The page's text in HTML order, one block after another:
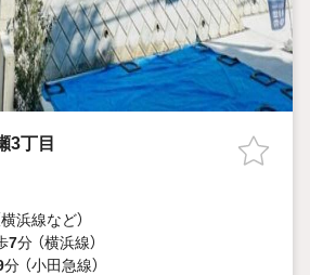
3丁目
横浜線など）
7分 （横浜線）
分 （小田急線）